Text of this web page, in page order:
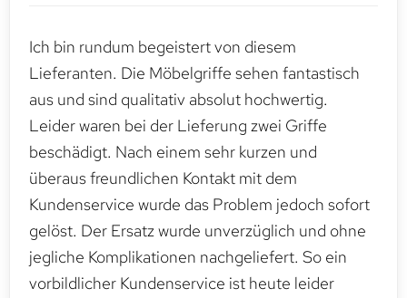
Ich bin rundum begeistert von diesem
Lieferanten. Die Möbelgriffe sehen fantastisch
aus und sind qualitativ absolut hochwertig.
Leider waren bei der Lieferung zwei Griffe
beschädigt. Nach einem sehr kurzen und
überaus freundlichen Kontakt mit dem
Kundenservice wurde das Problem jedoch sofort
gelöst. Der Ersatz wurde unverzüglich und ohne
jegliche Komplikationen nachgeliefert. So ein
vorbildlicher Kundenservice ist heute leider